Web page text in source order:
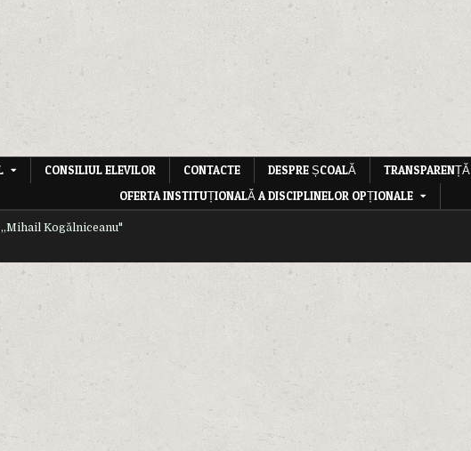
CONSILIUL ELEVILOR CONTACTE DESPRE ȘCOALĂ TRANSPARENȚĂ
OFERTA INSTITUȚIONALĂ A DISCIPLINELOR OPȚIONALE
Kogălniceanu"